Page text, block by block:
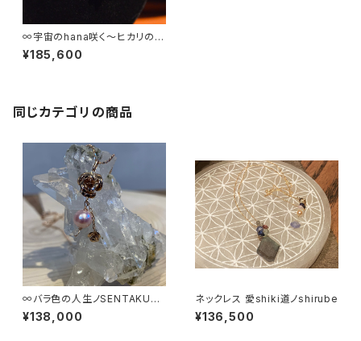
∞宇宙のhana咲く〜ヒカリのd
ance〜∞
¥185,600
同じカテゴリの商品
∞バラ色の人生ノSENTAKUを
∞
¥138,000
ネックレス 愛shiki道ノshirube
¥136,500